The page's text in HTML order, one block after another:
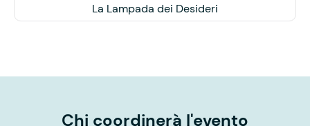
La Lampada dei Desideri
Chi coordinerà l'evento